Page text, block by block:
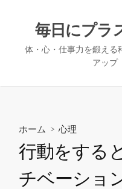
毎日にプラ
体・心・仕事力を鍛える
アップ
ホーム > 心理
行動をする
チベーショ